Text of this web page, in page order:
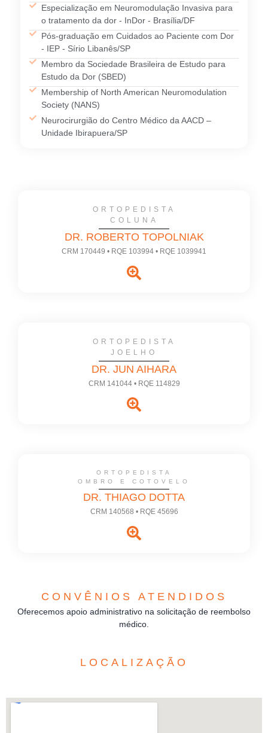
Especialização em Neuromodulação Invasiva para
o tratamento da dor - InDor - Brasília/DF
Pós-graduação em Cuidados ao Paciente com Dor
- IEP - Sírio Libanês/SP
Membro da Sociedade Brasileira de Estudo para
Estudo da Dor (SBED)
Membership of North American Neuromodulation
Society (NANS)
Neurocirurgião do Centro Médico da AACD –
Unidade Ibirapuera/SP
ORTOPEDISTA
OMBRO E COTOVELO
DR. THIAGO DOTTA
CRM 140568 • RQE 45696
ORTOPEDISTA
JOELHO
DR. JUN AIHARA
CRM 141044 • RQE 114829
ORTOPEDISTA
COLUNA
DR. ROBERTO TOPOLNIAK
CRM 170449 • RQE 103994 • RQE 1039941
CONVÊNIOS ATENDIDOS
Oferecemos apoio administrativo na solicitação de reembolso
médico.
LOCALIZAÇÃO